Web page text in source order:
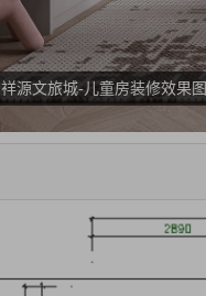
祥源文旅城-儿童房装修效果图